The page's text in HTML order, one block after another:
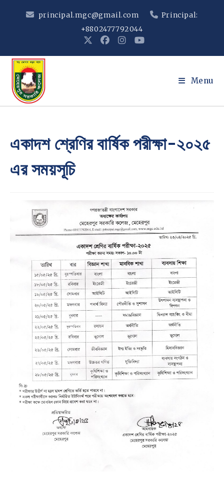
principal.mgc@gmail.com
Principal:
+8802477792044
Menu
একাদশ শ্রেণির বার্ষিক পরীক্ষা-২০২৫
এর সময়সূচি